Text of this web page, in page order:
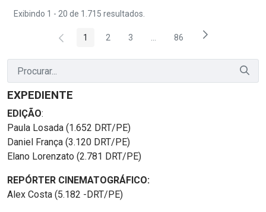
Exibindo 1 - 20 de 1.715 resultados.
Página
1 Página
2 Página
3 Páginas intermediárias Usar
Página
86
EXPEDIENTE
EDIÇÃO:
Paula Losada (1.652 DRT/PE)
Daniel França (3.120 DRT/PE)
Elano Lorenzato (2.781 DRT/PE)
REPÓRTER CINEMATOGRÁFICO:
Alex Costa (5.182 -DRT/PE)